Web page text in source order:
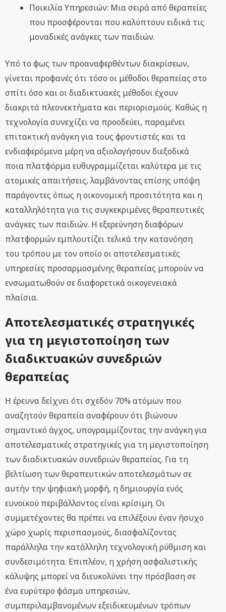
Ποικιλία Υπηρεσιών: Μια σειρά από θεραπείες
που προσφέρονται που καλύπτουν ειδικά τις
μοναδικές ανάγκες των παιδιών.
Υπό το φως των προαναφερθέντων διακρίσεων,
γίνεται προφανές ότι τόσο οι μέθοδοι θεραπείας στο
σπίτι όσο και οι διαδικτυακές μέθοδοι έχουν
διακριτά πλεονεκτήματα και περιορισμούς. Καθώς η
τεχνολογία συνεχίζει να προοδεύει, παραμένει
επιτακτική ανάγκη για τους φροντιστές και τα
ενδιαφερόμενα μέρη να αξιολογήσουν διεξοδικά
ποια πλατφόρμα ευθυγραμμίζεται καλύτερα με τις
ατομικές απαιτήσεις, λαμβάνοντας επίσης υπόψη
παράγοντες όπως η οικονομική προσιτότητα και η
καταλληλότητα για τις συγκεκριμένες θεραπευτικές
ανάγκες των παιδιών. Η εξερεύνηση διαφόρων
πλατφορμών εμπλουτίζει τελικά την κατανόηση
του τρόπου με τον οποίο οι αποτελεσματικές
υπηρεσίες προσαρμοσμένης θεραπείας μπορούν να
ενσωματωθούν σε διαφορετικά οικογενειακά
πλαίσια.
Αποτελεσματικές στρατηγικές
για τη μεγιστοποίηση των
διαδικτυακών συνεδριών
θεραπείας
Η έρευνα δείχνει ότι σχεδόν 70% ατόμων που
αναζητούν θεραπεία αναφέρουν ότι βιώνουν
σημαντικό άγχος, υπογραμμίζοντας την ανάγκη για
αποτελεσματικές στρατηγικές για τη μεγιστοποίηση
των διαδικτυακών συνεδριών θεραπείας. Για τη
βελτίωση των θεραπευτικών αποτελεσμάτων σε
αυτήν την ψηφιακή μορφή, η δημιουργία ενός
ευνοϊκού περιβάλλοντος είναι κρίσιμη. Οι
συμμετέχοντες θα πρέπει να επιλέξουν έναν ήσυχο
χώρο χωρίς περισπασμούς, διασφαλίζοντας
παράλληλα την κατάλληλη τεχνολογική ρύθμιση και
συνδεσιμότητα. Επιπλέον, η χρήση ασφαλιστικής
κάλυψης μπορεί να διευκολύνει την πρόσβαση σε
ένα ευρύτερο φάσμα υπηρεσιών,
συμπεριλαμβανομένων εξειδικευμένων τρόπων